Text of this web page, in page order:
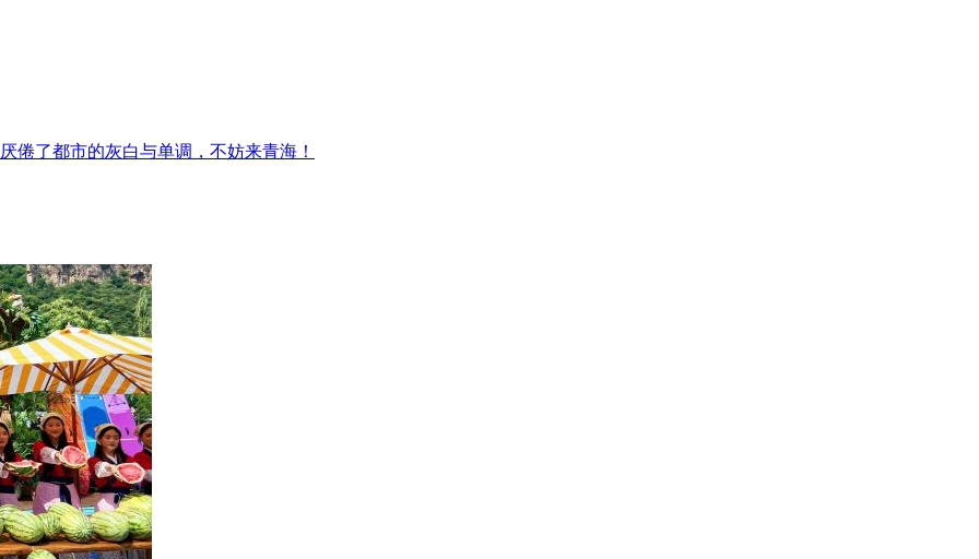
倦了都市的灰白与单调，不妨来青海！